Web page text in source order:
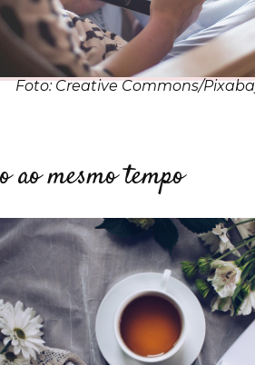
Foto: Creative Commons/
mesmo tempo